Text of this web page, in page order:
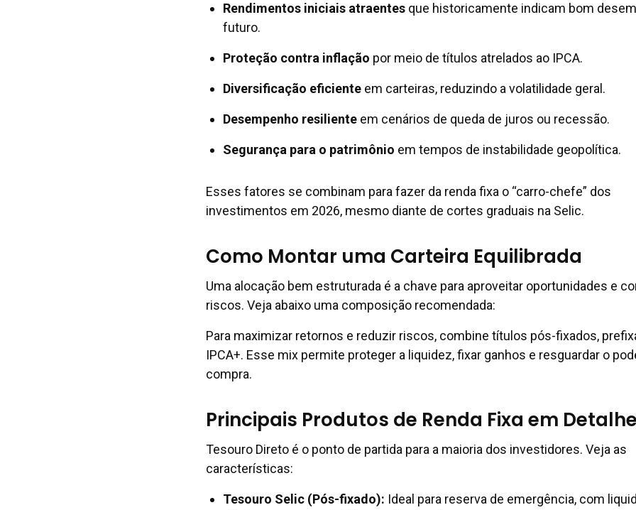
Rendimentos iniciais atraentes que historicamente indicam bom
futuro.
Proteção contra inflação por meio de títulos atrelados ao IPCA.
Diversificação eficiente em carteiras, reduzindo a volatilidade geral.
Desempenho resiliente em cenários de queda de juros ou recessão.
Segurança para o patrimônio em tempos de instabilidade geopolítica.
Esses fatores se combinam para fazer da renda fixa o “carro-chefe” dos
investimentos em 2026, mesmo diante de cortes graduais na Selic.
Como Montar uma Carteira Equilibrada
Uma alocação bem estruturada é a chave para aproveitar oportunidades e
riscos. Veja abaixo uma composição recomendada:
Para maximizar retornos e reduzir riscos, combine títulos pós-fixados,
IPCA+. Esse mix permite proteger a liquidez, fixar ganhos e resguardar o
compra.
Principais Produtos de Renda Fixa em
Tesouro Direto é o ponto de partida para a maioria dos investidores. Veja as
características:
Tesouro Selic (Pós-fixado): Ideal para reserva de emergência, com